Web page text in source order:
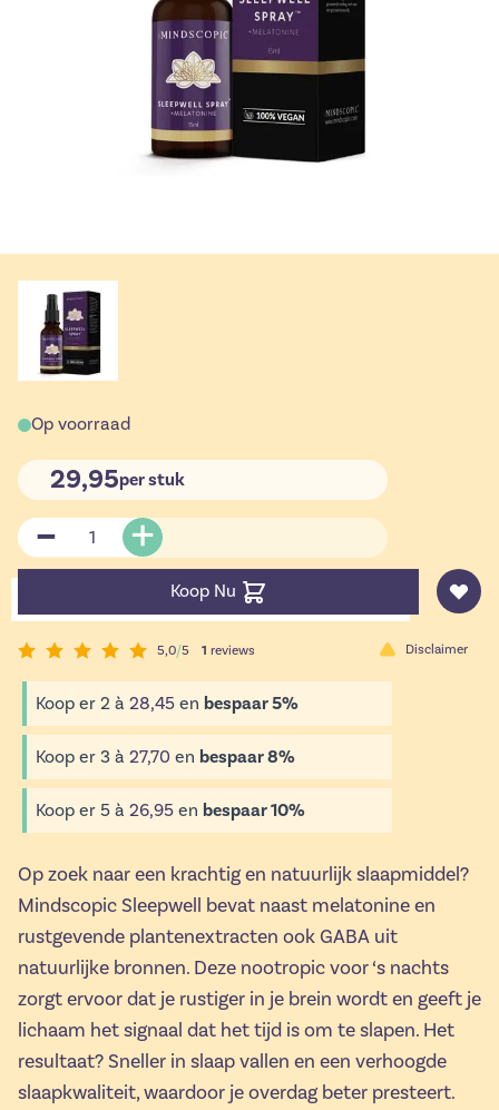
Op voorraad
29,95per stuk
Aantal
Koop Nu
5,0/5 1 reviews Disclaimer
Koop er 2 à 28,45 en bespaar5%
Koop er 3 à 27,70 en bespaar8%
Koop er 5 à 26,95 en bespaar10%
Op zoek naar een krachtig en natuurlijk slaapmiddel?
Mindscopic Sleepwell bevat naast melatonine en
rustgevende plantenextracten ook GABA uit
natuurlijke bronnen. Deze nootropic voor ‘s nachts
zorgt ervoor dat je rustiger in je brein wordt en geeft je
lichaam het signaal dat het tijd is om te slapen. Het
resultaat? Sneller in slaap vallen en een verhoogde
slaapkwaliteit, waardoor je overdag beter presteert.